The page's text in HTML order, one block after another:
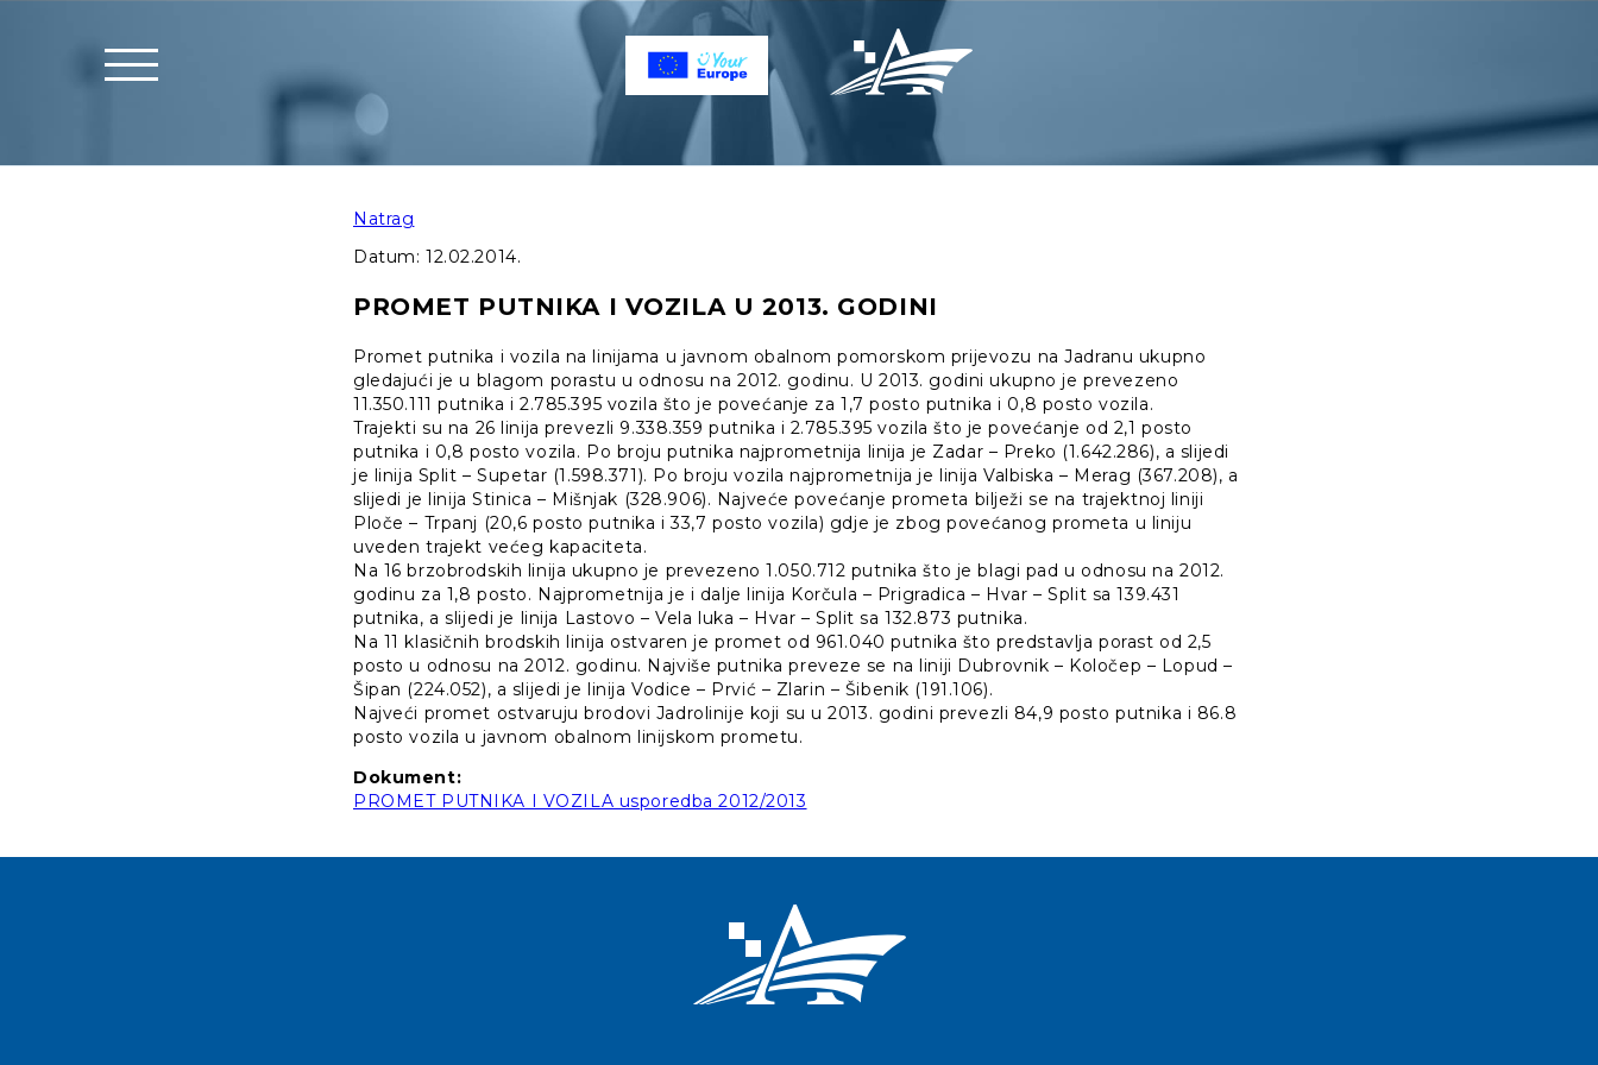
Natrag
Datum: 12.02.2014.
PROMET PUTNIKA I VOZILA U 2013. GODINI
Promet putnika i vozila na linijama u javnom obalnom pomorskom prijevozu na Jadranu ukupno
gledajući je u blagom porastu u odnosu na 2012. godinu. U 2013. godini ukupno je prevezeno
11.350.111 putnika i 2.785.395 vozila što je povećanje za 1,7 posto putnika i 0,8 posto vozila.
Trajekti su na 26 linija prevezli 9.338.359 putnika i 2.785.395 vozila što je povećanje od 2,1 posto
putnika i 0,8 posto vozila. Po broju putnika najprometnija linija je Zadar – Preko (1.642.286), a slijedi
je linija Split – Supetar (1.598.371). Po broju vozila najprometnija je linija Valbiska – Merag (367.208), a
slijedi je linija Stinica – Mišnjak (328.906). Najveće povećanje prometa bilježi se na trajektnoj liniji
Ploče – Trpanj (20,6 posto putnika i 33,7 posto vozila) gdje je zbog povećanog prometa u liniju
uveden trajekt većeg kapaciteta.
Na 16 brzobrodskih linija ukupno je prevezeno 1.050.712 putnika što je blagi pad u odnosu na 2012.
godinu za 1,8 posto. Najprometnija je i dalje linija Korčula – Prigradica – Hvar – Split sa 139.431
putnika, a slijedi je linija Lastovo – Vela luka – Hvar – Split sa 132.873 putnika.
Na 11 klasičnih brodskih linija ostvaren je promet od 961.040 putnika što predstavlja porast od 2,5
posto u odnosu na 2012. godinu. Najviše putnika preveze se na liniji Dubrovnik – Koločep – Lopud –
Šipan (224.052), a slijedi je linija Vodice – Prvić – Zlarin – Šibenik (191.106).
Najveći promet ostvaruju brodovi Jadrolinije koji su u 2013. godini prevezli 84,9 posto putnika i 86.8
posto vozila u javnom obalnom linijskom prometu.
Dokument:
PROMET PUTNIKA I VOZILA usporedba 2012/2013